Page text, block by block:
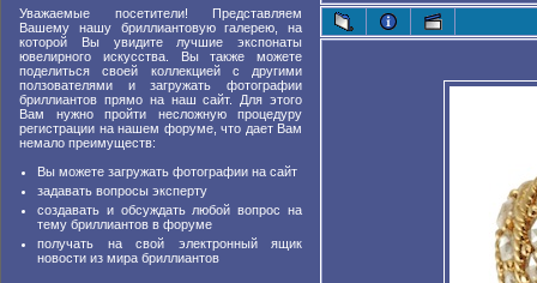
Уважаемые посетители! Представляем
Вашему нашу бриллиантовую галерею, на
которой Вы увидите лучшие экспонаты
ювелирного искусства. Вы также можете
поделиться своей коллекцией с другими
ползователями и загружать фотографии
бриллиантов прямо на наш сайт. Для этого
Вам нужно пройти несложную процедуру
регистрации на нашем форуме, что дает Вам
немало преимуществ:
Вы можете загружать фотографии на сайт
задавать вопросы эксперту
создавать и обсуждать любой вопрос на
тему бриллиантов в форуме
получать на свой электронный ящик
новости из мира бриллиантов